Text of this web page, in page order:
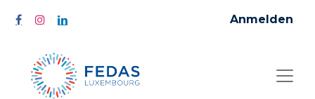
Anmelden